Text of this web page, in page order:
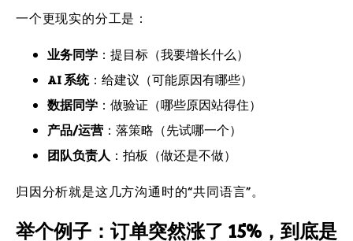
一个更现实的分工是：
业务同学 ：提目标（我要增长什么）
AI 系统：给建议（可能原因有哪些）
数据同学 ：做验证（哪些原因站得住）
产品/运营 ：落策略（先试哪一个）
团队负责人 ：拍板（做还是不做）
归因分析就是这几方沟通时的“共同语言”。
举个例子：订单突然涨了 15%，到底是